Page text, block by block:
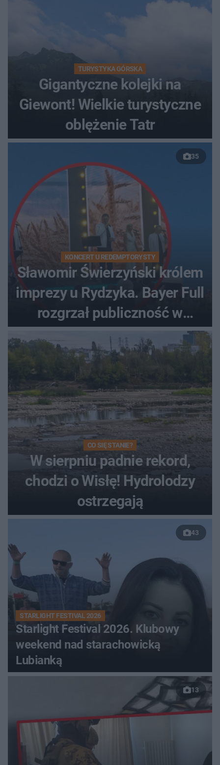
TURYSTYKA GÓRSKA
Gigantyczne kolejki na
Giewont! Wielkie turystyczne
oblężenie Tatr
35
KONCERT U REDEMPTORYSTY
Sławomir Świerzyński królem
imprezy u Rydzyka. Bayer Full
rozgrzał publiczność w
Toruniu
CO SIĘ STANIE?
W sierpniu padnie rekord,
chodzi o Wisłę! Hydrolodzy
ostrzegają
43
STARLIGHT FESTIVAL 2026
Starlight Festival 2026. Klubowy
weekend nad starachowicką
Lubianką
13